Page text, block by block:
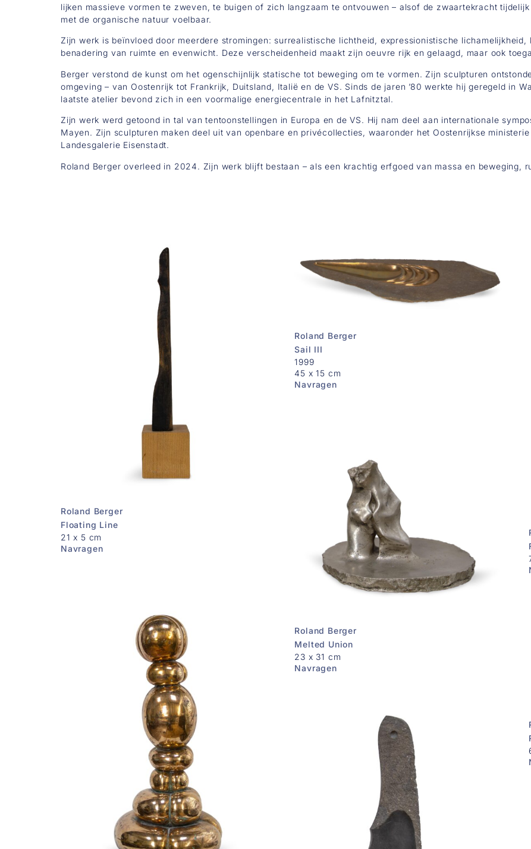
lijken massieve vormen te zweven, te buigen of zich langzaam te ontvouwen – alsof de zwaartekracht
met de organische natuur voelbaar.
Zijn werk is beïnvloed door meerdere stromingen: surrealistische lichtheid, expressionistische
benadering van ruimte en evenwicht. Deze verscheidenheid maakt zijn oeuvre rijk en gelaagd, maar ook
Berger verstond de kunst om het ogenschijnlijk statische tot beweging om te vormen. Zijn sculpturen
omgeving – van Oostenrijk tot Frankrijk, Duitsland, Italië en de VS. Sinds de jaren ’80 werkte hij geregeld in
laatste atelier bevond zich in een voormalige energiecentrale in het Lafnitztal.
Zijn werk werd getoond in tal van tentoonstellingen in Europa en de VS. Hij nam deel aan internationale
Mayen. Zijn sculpturen maken deel uit van openbare en privécollecties, waaronder het Oostenrijkse
Landesgalerie Eisenstadt.
Roland Berger overleed in 2024. Zijn werk blijft bestaan – als een krachtig erfgoed van massa en beweging,
Roland Berger
Floating Line
21 x 5 cm
Navragen
Roland Berger
Sail III
1999
45 x 15 cm
Navragen
Roland Berger
Melted Union
23 x 31 cm
Navragen